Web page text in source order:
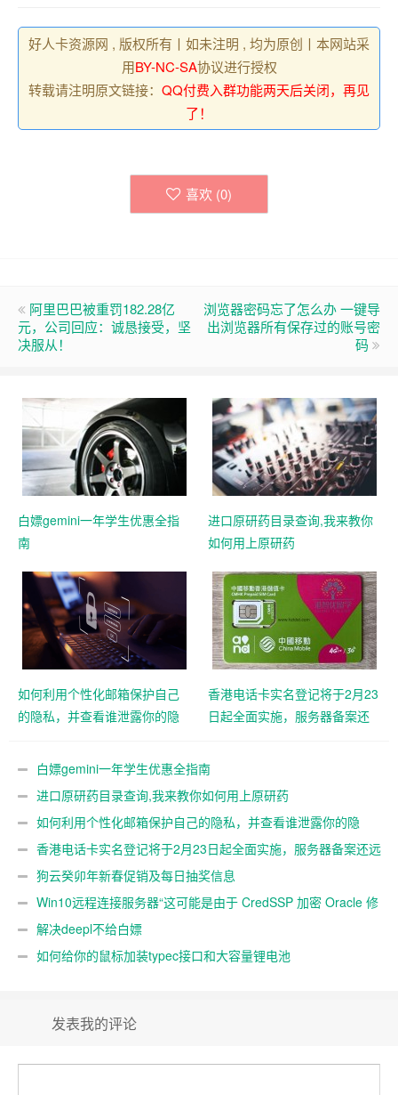
好人卡资源网 , 版权所有丨如未注明 , 均为原创丨本网站采
用BY-NC-SA协议进行授权
转载请注明原文链接： QQ付费入群功能两天后关闭，再见
了！
喜欢 (0)
阿里巴巴被重罚182.28亿
元，公司回应：诚恳接受，坚
决服从！
浏览器密码忘了怎么办 一键导
出浏览器所有保存过的账号密
码
白嫖gemini一年学生优惠全指
南
进口原研药目录查询,我来教你
如何用上原研药
如何利用个性化邮箱保护自己
的隐私，并查看谁泄露你的隐
香港电话卡实名登记将于2月23
日起全面实施，服务器备案还
白嫖gemini一年学生优惠全指南
进口原研药目录查询,我来教你如何用上原研药
如何利用个性化邮箱保护自己的隐私，并查看谁泄露你的隐
私 香港电话卡实名登记将于2月23日起全面实施，服务器备案还远
吗？狗云癸卯年新春促销及每日抽奖信息
Win10远程连接服务器“这可能是由于 CredSSP 加密 Oracle 修
正”解决办法
解决deepl不给白嫖
如何给你的鼠标加装typec接口和大容量锂电池
发表我的评论